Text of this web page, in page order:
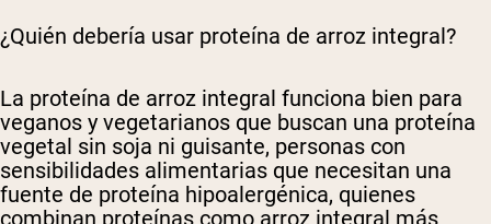
¿Quién debería usar proteína de arroz integral?
La proteína de arroz integral funciona bien para
veganos y vegetarianos que buscan una proteína
vegetal sin soja ni guisante, personas con
sensibilidades alimentarias que necesitan una
fuente de proteína hipoalergénica, quienes
combinan proteínas como arroz integral más